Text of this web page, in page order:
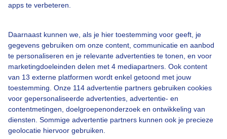
apps te verbeteren.
Daarnaast kunnen we, als je hier toestemming voor geeft, je
gegevens gebruiken om onze content, communicatie en aanbod
te personaliseren en je relevante advertenties te tonen, en voor
marketingdoeleinden delen met 4 mediapartners. Ook content
van 13 externe platformen wordt enkel getoond met jouw
toestemming. Onze 114 advertentie partners gebruiken cookies
voor gepersonaliseerde advertenties, advertentie- en
contentmetingen, doelgroepenonderzoek en ontwikkeling van
diensten. Sommige advertentie partners kunnen ook je precieze
geolocatie hiervoor gebruiken.
Een moment geduld aub...
Over Buienradar